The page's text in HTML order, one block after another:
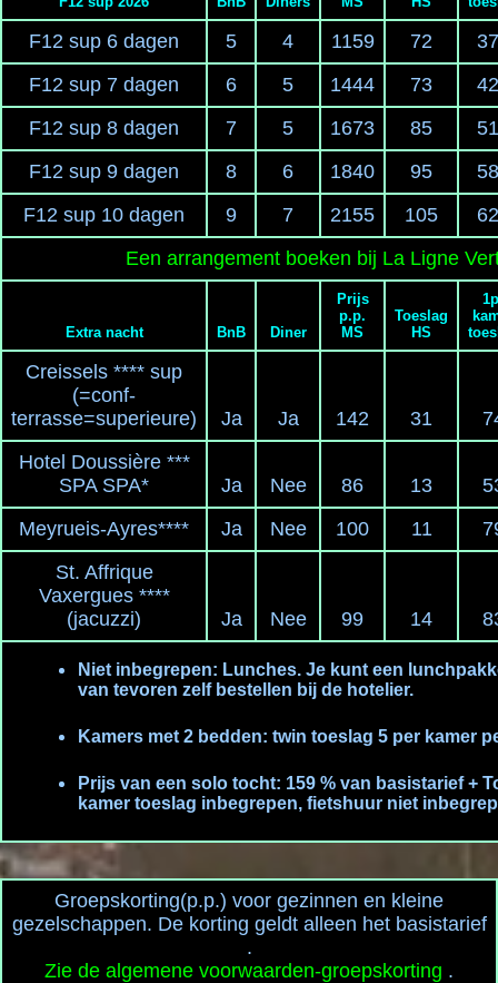
F12 sup 6 dagen 5 4 1159 72
F12 sup 7 dagen
6 5 1444 73
F12 sup 8 dagen
7 5 1673 85
F12 sup 9 dagen
8 6 1840 95
F12 sup 10 dagen
9 7 2155 105
Een arrangement boeken bij La Ligne
Extra nacht BnB Diner
Prijs
p.p.
MS
Toeslag
HS
Creissels **** sup
(=conf-
terrasse=superieure)
Ja Ja 142 31
Hotel Doussière ***
SPA SPA*
Ja Nee 86 13
Meyrueis-Ayres****
Ja Nee 100 11
St. Affrique
Vaxergues ****
(jacuzzi)
Ja Nee 99 14
Niet inbegrepen: Lunches. Je kunt een
van tevoren zelf bestellen bij de hotelier.
Kamers met 2 bedden: twin toeslag 5 per kamer
Prijs van een solo tocht: 159 % van basistarief +
kamer toeslag inbegrepen, fietshuur niet
Groepskorting(p.p.) voor gezinnen en kleine
gezelschappen. De korting geldt alleen het basistarief
.
Zie de algemene voorwaarden-groepskorting .